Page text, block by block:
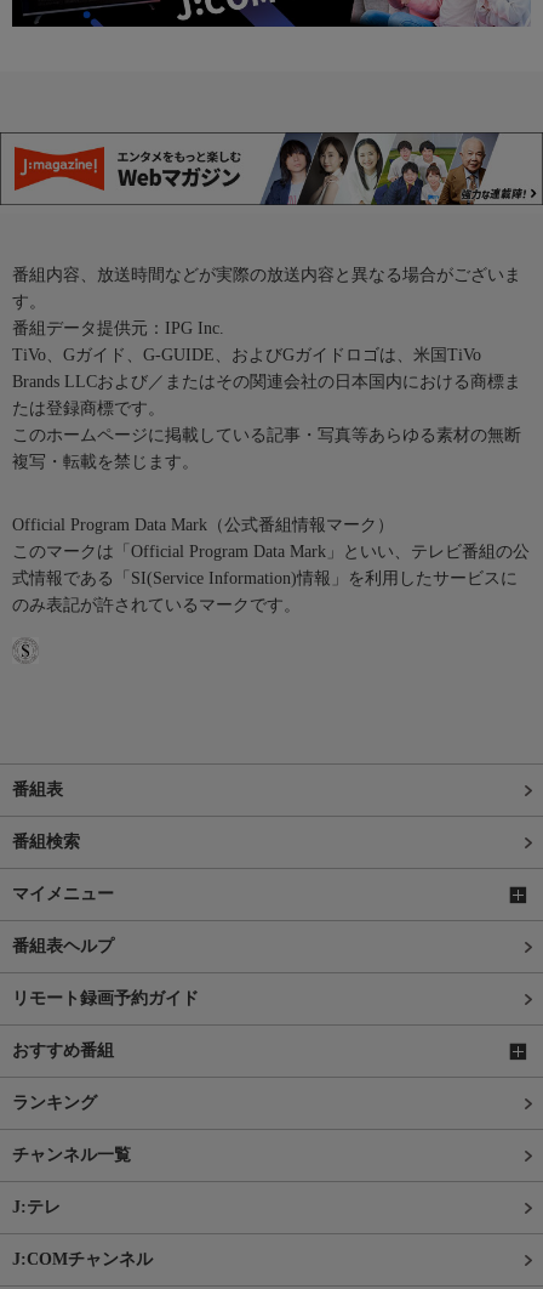
番組内容、放送時間などが実際の放送内容と異なる場合がございま
す。
番組データ提供元：IPG Inc.
TiVo、Gガイド、G-GUIDE、およびGガイドロゴは、米国TiVo
Brands LLCおよび／またはその関連会社の日本国内における商標ま
たは登録商標です。
このホームページに掲載している記事・写真等あらゆる素材の無断
複写・転載を禁じます。
Official Program Data Mark（公式番組情報マーク）
このマークは「Official Program Data Mark」といい、テレビ番組の公
式情報である「SI(Service Information)情報」を利用したサービスに
のみ表記が許されているマークです。
番組表
番組検索
マイメニュー
番組表ヘルプ
リモート録画予約ガイド
おすすめ番組
ランキング
チャンネル一覧
J:テレ
J:COMチャンネル